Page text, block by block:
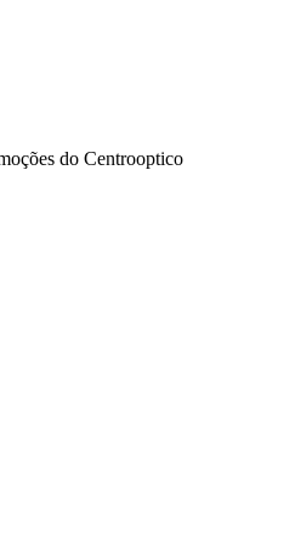
do Centrooptico